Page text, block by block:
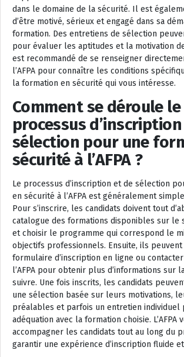
dans le domaine de la sécurité. Il est
d’être motivé, sérieux et engagé dans sa
formation. Des entretiens de sélection
pour évaluer les aptitudes et la motivation
est recommandé de se renseigner
l’AFPA pour connaître les conditions
la formation en sécurité qui vous intéresse.
Comment se déroule le
processus
sélection pour une
sécurité à l’AFPA ?
Le processus d’inscription et de sélection
en sécurité à l’AFPA est généralement
Pour s’inscrire, les candidats doivent tout
catalogue des formations disponibles sur le
et choisir le programme qui correspond le
objectifs professionnels. Ensuite, ils
formulaire d’inscription en ligne ou
l’AFPA pour obtenir plus d’informations sur
suivre. Une fois inscrits, les candidats
une sélection basée sur leurs motivations,
préalables et parfois un entretien
adéquation avec la formation choisie. L’AFPA
accompagner les candidats tout au long du
garantir une expérience d’inscription fluide